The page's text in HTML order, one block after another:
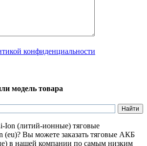
конфиденциальности
модель товара
Ion (литий-ионные) тяговые
(eu)? Вы можете заказать тяговые АКБ
в нашей компании по самым низким